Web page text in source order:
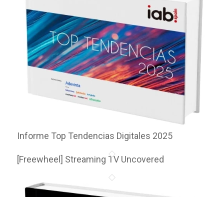
Informe Top Tendencias Digitales 2025
[Freewheel] Streaming TV Uncovered